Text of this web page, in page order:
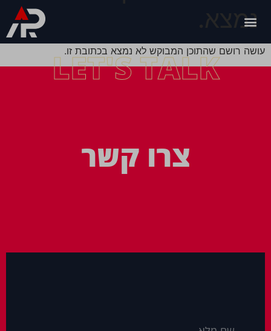
נמצא.
עושה רושם שהתוכן המבוקש לא נמצא בכתובת זו.
LET'S TALK
צרו קשר